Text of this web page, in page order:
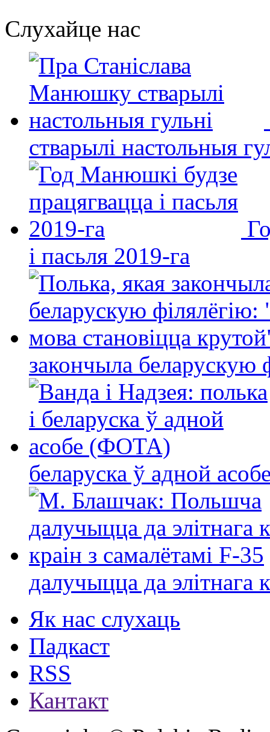
Слухайце нас
стварылі настольныя
і пасьля 2019-га
закончыла беларускую
беларуска ў адной
далучыцца да элітнага
Як нас слухаць
Падкаст
RSS
Кантакт